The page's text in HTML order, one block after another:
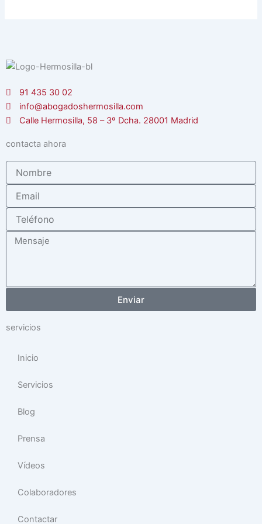
91 435 30 02
info@abogadoshermosilla.com
Calle Hermosilla, 58 – 3º Dcha. 28001 Madrid
contacta ahora
Nombre
Email
Teléfono
Mensaje
Enviar
servicios
Inicio
Servicios
Blog
Prensa
Vídeos
Colaboradores
Contactar